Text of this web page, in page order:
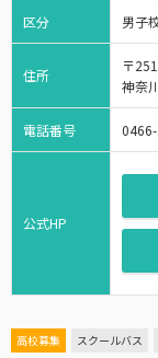
区分 男子
住所
〒
神奈
電話番号
公式HP
高校募集 スクールバス